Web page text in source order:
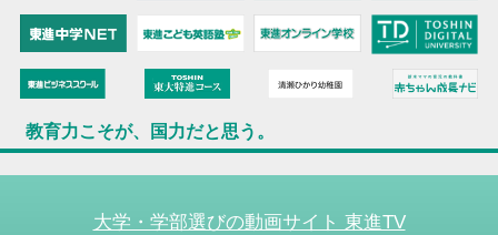
教育力こそが、国力だと思う。
大学・学部選びの動画サイト 東進TV